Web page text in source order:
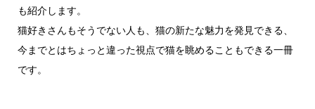
も紹介します。
猫好きさんもそうでない人も、猫の新たな魅力を発見できる、
今までとはちょっと違った視点で猫を眺めることもできる一冊
です。